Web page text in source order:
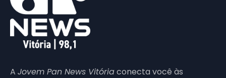
A Jovem Pan News Vitóriaconecta você às